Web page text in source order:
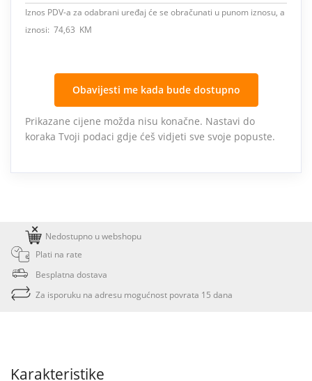
Iznos PDV-a za odabrani uređaj će se obračunati u punom iznosu, a
iznosi: 74,63 KM
Obavijesti me kada bude dostupno
Prikazane cijene možda nisu konačne. Nastavi do
koraka Tvoji podaci gdje ćeš vidjeti sve svoje popuste.
Nedostupno u webshopu
Plati na rate
Besplatna dostava
Za isporuku na adresu mogućnost povrata 15 dana
Karakteristike